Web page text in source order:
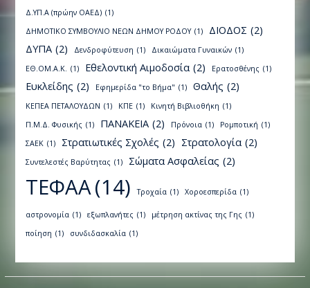
Δ.ΥΠ.Α (πρώην ΟΑΕΔ) (1)
ΔΗΜΟΤΙΚΟ ΣΥΜΒΟΥΛΙΟ ΝΕΩΝ ΔΗΜΟΥ ΡΟΔΟΥ (1) ΔΙΟΔΟΣ (2)
ΔΥΠΑ (2) Δενδροφύτευση (1) Δικαιώματα Γυναικών (1)
ΕΘ.ΟΜ.Α.Κ. (1) Εθελοντική Αιμοδοσία (2) Ερατοσθένης (1)
Ευκλείδης (2) Εφημερίδα "το Βήμα" (1) Θαλής (2)
ΚΕΠΕΑ ΠΕΤΑΛΟΥΔΩΝ (1) ΚΠΕ (1) Κινητή Βιβλιοθήκη (1)
Π.Μ.Δ. Φυσικής (1) ΠΑΝΑΚΕΙΑ (2) Πρόνοια (1) Ρομποτική (1)
ΣΑΕΚ (1) Στρατιωτικές Σχολές (2) Στρατολογία (2)
Συντελεστές Βαρύτητας (1) Σώματα Ασφαλείας (2)
ΤΕΦΑΑ(14) Τροχαία (1) Χοροεσπερίδα (1)
αστρονομία (1) εξωπλανήτες (1) μέτρηση ακτίνας της Γης (1)
ποίηση (1) συνδιδασκαλία (1)